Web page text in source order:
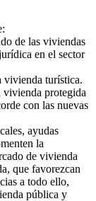
de las viviendas
en el sector
vivienda turística.
protegida
con las nuevas
ayudas
la
de vivienda
que favorezcan
a todo ello,
pública y